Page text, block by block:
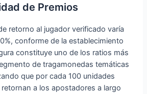
de Premios
retorno al jugador verificado varía
conforme de la establecimiento
constituye uno de los ratios más
de tragamonedas temáticas
que por cada 100 unidades
a los apostadores a largo